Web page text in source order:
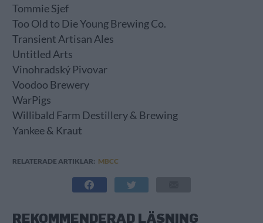
Tommie Sjef
Too Old to Die Young Brewing Co.
Transient Artisan Ales
Untitled Arts
Vinohradský Pivovar
Voodoo Brewery
WarPigs
Willibald Farm Destillery & Brewing
Yankee & Kraut
RELATERADE ARTIKLAR: MBCC
REKOMMENDERAD LÄSNING